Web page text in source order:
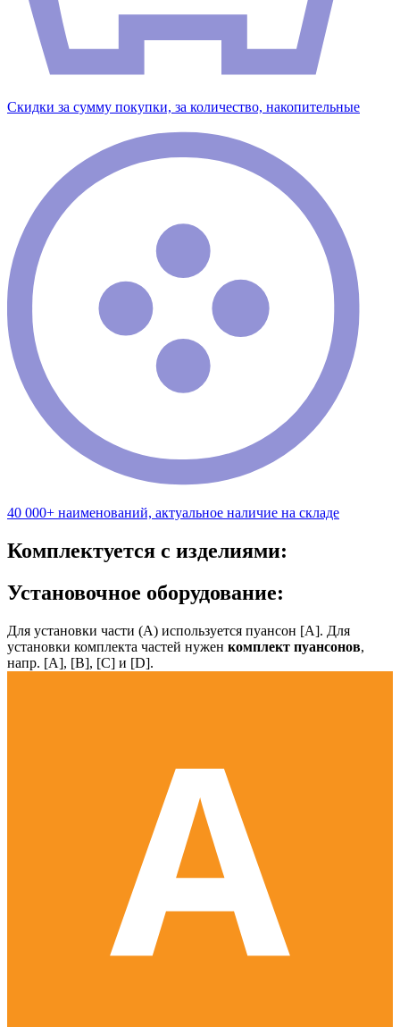
Скидки за сумму покупки, за количество, накопительные
40 000+ наименований, актуальное наличие на складе
Комплектуется с изделиями:
Установочное оборудование:
Для установки части (А) используется пуансон [А]. Для
установки комплекта частей нужен комплект пуансонов,
напр. [А], [B], [С] и [D].